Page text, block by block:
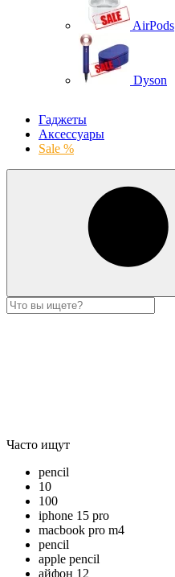
AirPods
Dyson
Гаджеты
Аксессуары
Sale %
Часто ищут
pencil
10
100
iphone 15 pro
macbook pro m4
pencil
apple pencil
айфон 12